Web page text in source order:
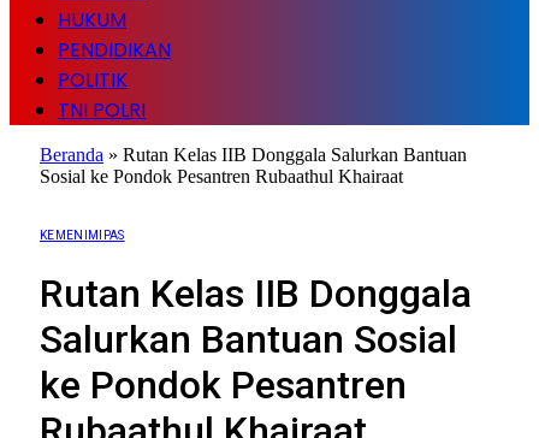
HUKUM
PENDIDIKAN
POLITIK
TNI POLRI
Beranda » Rutan Kelas IIB Donggala Salurkan Bantuan
Sosial ke Pondok Pesantren Rubaathul Khairaat
KEMENIMIPAS
Rutan Kelas IIB Donggala
Salurkan Bantuan Sosial
ke Pondok Pesantren